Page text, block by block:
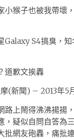
小猴子也被我帶壞
S4搞臭，
道歉文挨轟
(新聞) – 2013年5
路上鬧得沸沸揚揚
，疑似自問自答為
批網友砲轟，痛批